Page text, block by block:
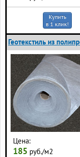
Купить
в 1 клик!
Геотекстиль из
Цена:
185 руб./м2